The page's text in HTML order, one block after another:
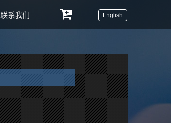
联系我们 English